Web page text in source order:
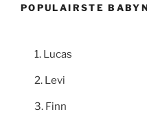
POPULAIRSTE
Lucas
Levi
Finn